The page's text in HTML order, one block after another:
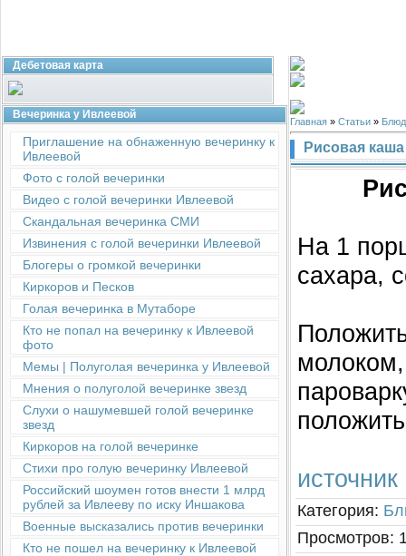
Дебетовая карта
Вечеринка у Ивлеевой
Приглашение на обнаженную вечеринку к
Ивлеевой
Фото с голой вечеринки
Видео с голой вечеринки Ивлеевой
Скандальная вечеринка СМИ
Извинения с голой вечеринки Ивлеевой
Блогеры о громкой вечеринки
Киркоров и Песков
Голая вечеринка в Мутаборе
Кто не попал на вечеринку к Ивлеевой
фото
Мемы | Полуголая вечеринка у Ивлеевой
Мнения о полуголой вечеринке звезд
Слухи о нашумевшей голой вечеринке
звезд
Киркоров на голой вечеринке
Стихи про голую вечеринку Ивлеевой
Российский шоумен готов внести 1 млрд
рублей за Ивлееву по иску Иншакова
Военные высказались против вечеринки
Кто не пошел на вечеринку к Ивлеевой
Главная » Статьи »
Рисовая
На 1
сахара,
источник
Категория:
Просмотров: